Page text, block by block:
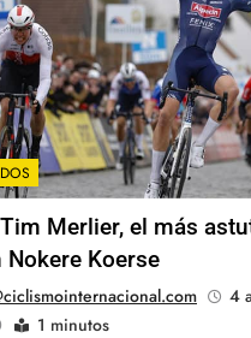
Tim Merlier, el más
Nokere Koerse
4
1 minutos